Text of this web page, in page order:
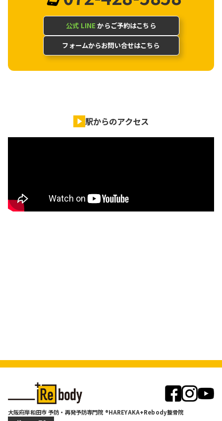
公式 LINE からご予約はこちら
フォームからお問い合せはこちら
駅からのアクセス
大阪府岸和田市 予防・再発予防専門院 ®HAREYAKA+Rebody整骨院